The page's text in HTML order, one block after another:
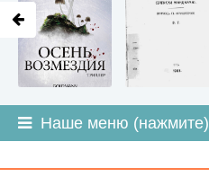
Наше меню (нажмите)